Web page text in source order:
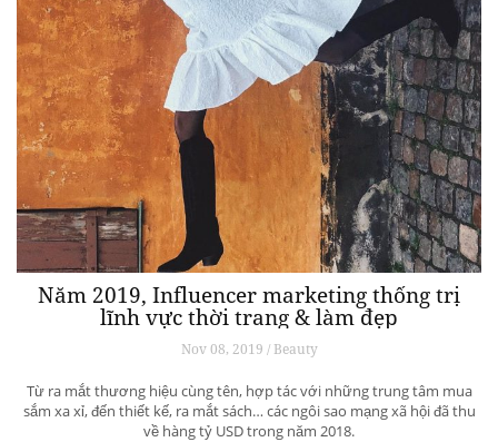
Năm 2019, Influencer marketing thống trị
lĩnh vực thời trang & làm đẹp
Nov 08, 2019 / Beauty
Từ ra mắt thương hiệu cùng tên, hợp tác với những trung tâm mua
sắm xa xỉ, đến thiết kế, ra mắt sách… các ngôi sao mạng xã hội đã thu
về hàng tỷ USD trong năm 2018.